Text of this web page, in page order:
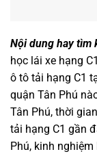
Nội dung hay tìm
học lái xe hạng
ô tô tải hạng C1
quận Tân Phú
Tân Phú, thời
tải hạng C1 gần
Phú, kinh